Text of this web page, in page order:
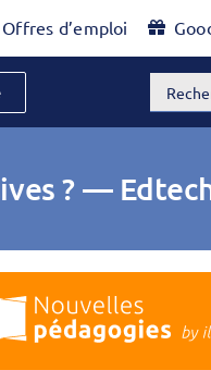
Offres d’emploi
? —